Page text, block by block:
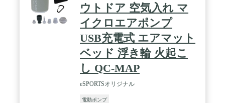
プはIPX4防水で、異なる用途に適応しやすく、ビー
チ、キャンプ、野外パーティーなどのアウトドア活
動に適しています。 異なるノズルによって、エアマ
ットレス、エアベッド、インフレータブルおもち
ゃ、浮き輪、インフレータブルプール、圧縮袋など
に使用できます。
ウトドア 空気入れ マ
イクロエアポンプ
USB充電式 エアマット
ベッド 浮き輪 火起こ
し QC-MAP
eSPORTSオリジナル
電動ポンプ